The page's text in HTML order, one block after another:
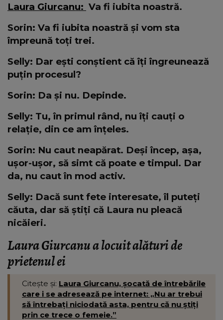
Laura Giurcanu: Va fi iubita noastră.
Sorin: Va fi iubita noastră și vom sta
împreună toți trei.
Selly: Dar ești conștient că îți îngreunează
puțin procesul?
Sorin: Da și nu. Depinde.
Selly: Tu, în primul rând, nu îți cauți o
relație, din ce am înțeles.
Sorin: Nu caut neapărat. Deși încep, așa,
ușor-ușor, să simt că poate e timpul. Dar
da, nu caut în mod activ.
Selly: Dacă sunt fete interesate, îl puteți
căuta, dar să știți că Laura nu pleacă
nicăieri.
Laura Giurcanu a locuit alături de
prietenul ei
Citește și: Laura Giurcanu, șocată de întrebările
care i se adresează pe internet: „Nu ar trebui
să întrebați niciodată asta, pentru că nu știți
prin ce trece o femeie.”